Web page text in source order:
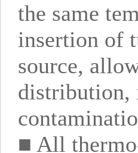
the same
insertion of
source,
distribution,
■ All